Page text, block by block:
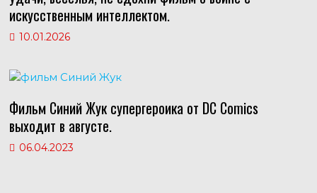
искусственным интеллектом.
10.01.2026
Фильм Синий Жук супергероика от DC Comics
выходит в августе.
06.04.2023